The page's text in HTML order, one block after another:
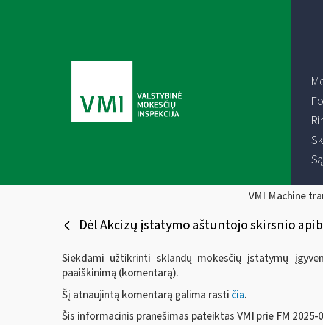
VMI Machine
Dėl Akcizų įstatymo aštuntojo skirsnio
Siekdami užtikrinti sklandų mokesčių įstatymų
paaiškinimą (komentarą).
Šį atnaujintą komentarą galima rasti čia.
Šis informacinis pranešimas pateiktas VMI prie FM 2025-